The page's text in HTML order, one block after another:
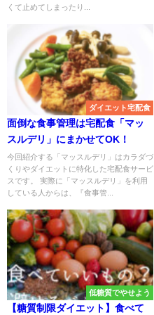
くて止めてしまったり...
ダイエット宅配食
面倒な食事管理は宅配食「マッ
スルデリ」にまかせてOK！
今回紹介する「マッスルデリ」はカラダづ
くりやダイエットに特化した宅配食サービ
スです。 実際に「マッスルデリ」を利用
している人からは、『食事管...
低糖質でやせよう
【糖質制限ダイエット】食べて